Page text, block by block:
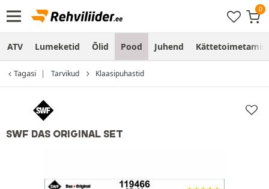
ATV Lumeketid Õlid Pood Juhend
Tagasi Tarvikud Klaasipuhastid
SWF DAS ORIGINAL SET